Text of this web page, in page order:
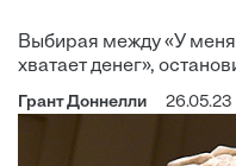
Выбирая между «У
хватает денег»,
Грант Доннелли 26.05.23